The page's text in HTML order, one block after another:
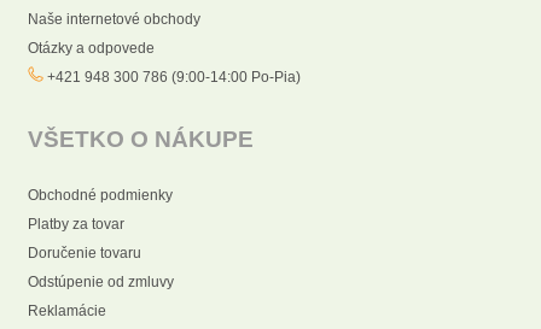
Naše internetové obchody
Otázky a odpovede
+421 948 300 786 (9:00-14:00 Po-Pia)
VŠETKO O NÁKUPE
Obchodné podmienky
Platby za tovar
Doručenie tovaru
Odstúpenie od zmluvy
Reklamácie